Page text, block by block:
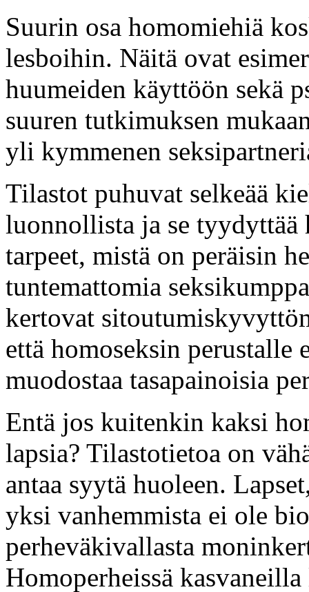
Suurin osa homomiehiä
lesboihin. Näitä ovat
huumeiden käyttöön sekä
suuren tutkimuksen
yli kymmenen
Tilastot puhuvat selkeää
luonnollista ja se tyydyttää
tarpeet, mistä on peräisin
tuntemattomia
kertovat
että homoseksin
muodostaa tasapainoisia
Entä jos kuitenkin kaksi
lapsia? Tilastotietoa on
antaa syytä huoleen.
yksi vanhemmista ei ole
perheväkivallasta
Homoperheissä